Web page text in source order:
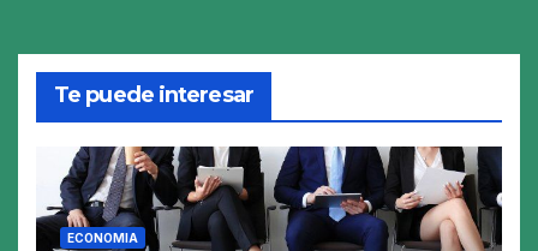
Te puede interesar
ECONOMIA